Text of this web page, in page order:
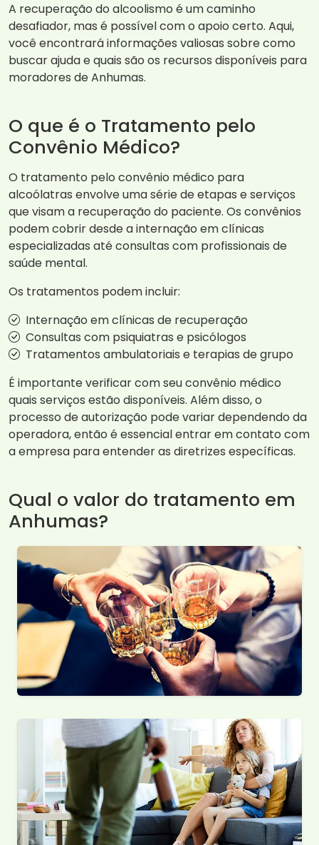
A recuperação do alcoolismo é um caminho
desafiador, mas é possível com o apoio certo. Aqui,
você encontrará informações valiosas sobre como
buscar ajuda e quais são os recursos disponíveis para
moradores de Anhumas.
O que é o Tratamento pelo
Convênio Médico?
O tratamento pelo convênio médico para
alcoólatras envolve uma série de etapas e serviços
que visam a recuperação do paciente. Os convênios
podem cobrir desde a internação em clínicas
especializadas até consultas com profissionais de
saúde mental.
Os tratamentos podem incluir:
Internação em clínicas de recuperação
Consultas com psiquiatras e psicólogos
Tratamentos ambulatoriais e terapias de grupo
É importante verificar com seu convênio médico
quais serviços estão disponíveis. Além disso, o
processo de autorização pode variar dependendo da
operadora, então é essencial entrar em contato com
a empresa para entender as diretrizes específicas.
Qual o valor do tratamento em
Anhumas?